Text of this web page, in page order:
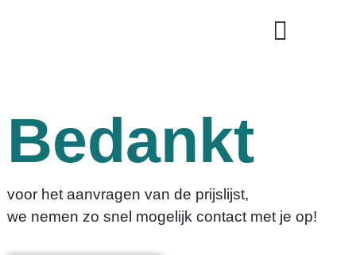
Bedankt
voor het aanvragen van de prijslijst,
we nemen zo snel mogelijk contact met je op!